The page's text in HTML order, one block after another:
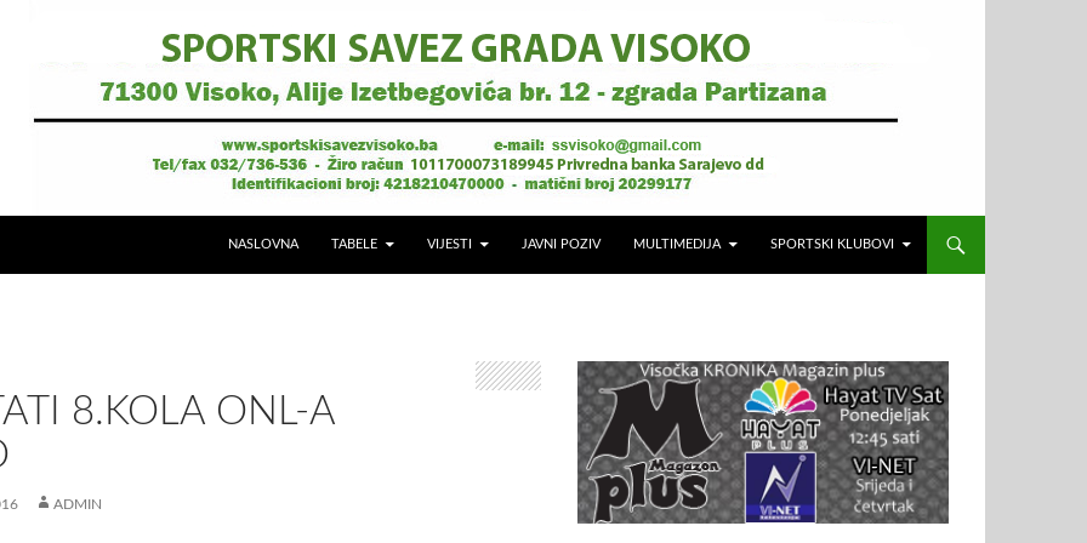
NASLOVNA TABELE VIJESTI JAVNI POZIV MULTIMEDIJA SPORTSKI KLUBOVI
8.KOLA ONL-A
ADMIN